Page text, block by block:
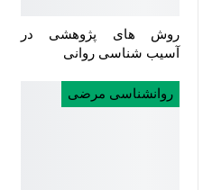
روش های پژوهشی در
آسیب شناسی روانی
روانشناسی مرضی